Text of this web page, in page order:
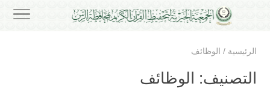
الرئيسية / الوظائف
التصنيف: الوظائف